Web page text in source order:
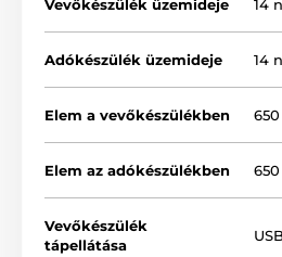
A működés
Vevőkészülék üzemideje 14
Adókészülék üzemideje 14
Elem a vevőkészülékben
Elem az adókészülékben
Vevőkészülék
tápellátása